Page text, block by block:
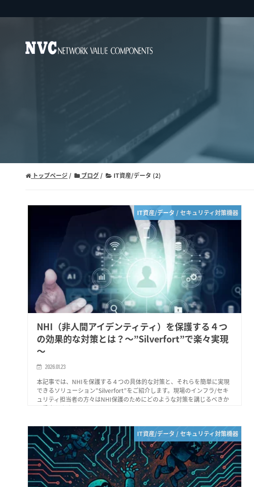
トップページ ブログ IT資産/データ (2)
IT資産/データ / セキュリティ対策機器
NHI（非人間アイデンティティ）を保護する４つ
の効果的な対策とは？～”Silverfort”で楽々実現
～
2026.01.23
本記事では、NHIを保護する４つの具体的な対策と、それらを簡単に実現
できるソリューション”Silverfort”をご紹介します。現場のインフラ/セキ
ュリティ担当者の方々はNHI保護のためにどのような対策を講じるべきか
に役立ちます。
IT資産/データ / セキュリティ対策機器